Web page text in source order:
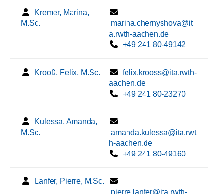
Kremer, Marina,
M.Sc.
marina.chernyshova@it
a.rwth-aachen.de
+49 241 80-49142
Krooß, Felix, M.Sc.
felix.krooss@ita.rwth-
aachen.de
+49 241 80-23270
Kulessa, Amanda,
M.Sc.
amanda.kulessa@ita.rwt
h-aachen.de
+49 241 80-49160
Lanfer, Pierre, M.Sc.
pierre.lanfer@ita.rwth-